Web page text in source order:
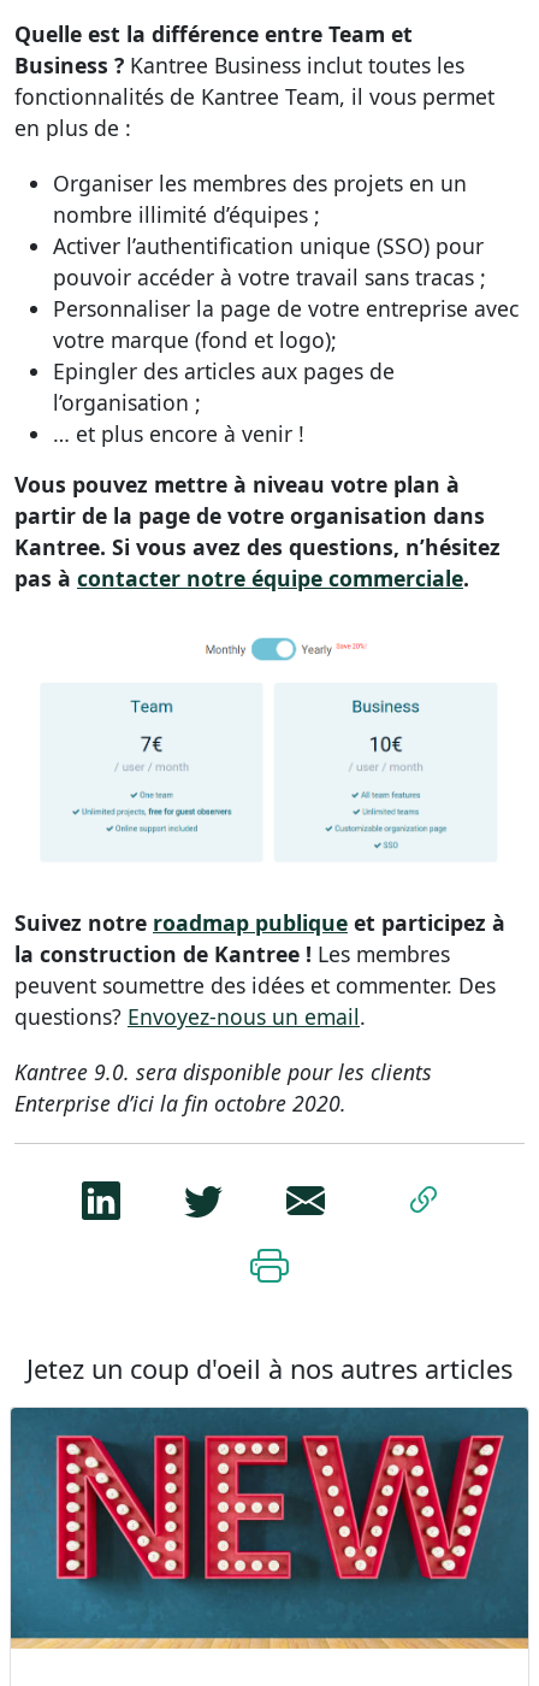
Quelle est la différence entre Team et
Business ? Kantree Business inclut toutes les
fonctionnalités de Kantree Team, il vous permet
en plus de :
Organiser les membres des projets en un
nombre illimité d’équipes ;
Activer l’authentification unique (SSO) pour
pouvoir accéder à votre travail sans tracas ;
Personnaliser la page de votre entreprise avec
votre marque (fond et logo);
Epingler des articles aux pages de
l’organisation ;
… et plus encore à venir !
Vous pouvez mettre à niveau votre plan à
partir de la page de votre organisation dans
Kantree. Si vous avez des questions, n’hésitez
pas à contacter notre équipe commerciale.
Suivez notre roadmap publique et participez à
la construction de Kantree ! Les membres
peuvent soumettre des idées et commenter. Des
questions? Envoyez-nous un email.
Kantree 9.0. sera disponible pour les clients
Enterprise d’ici la fin octobre 2020.
Jetez un coup d'oeil à nos autres articles